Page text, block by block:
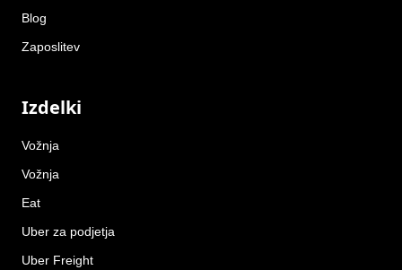
Blog
Zaposlitev
Izdelki
Vožnja
Vožnja
Eat
Uber za podjetja
Uber Freight